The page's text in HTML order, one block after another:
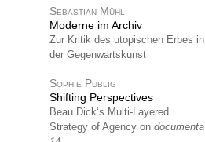
Sebastian Mühl
Moderne im Archiv
Zur Kritik des utopischen Erbes in
der Gegenwartskunst
Sophie Publig
Shifting Perspectives
Beau Dick‘s Multi-Layered
Strategy of Agency on documenta